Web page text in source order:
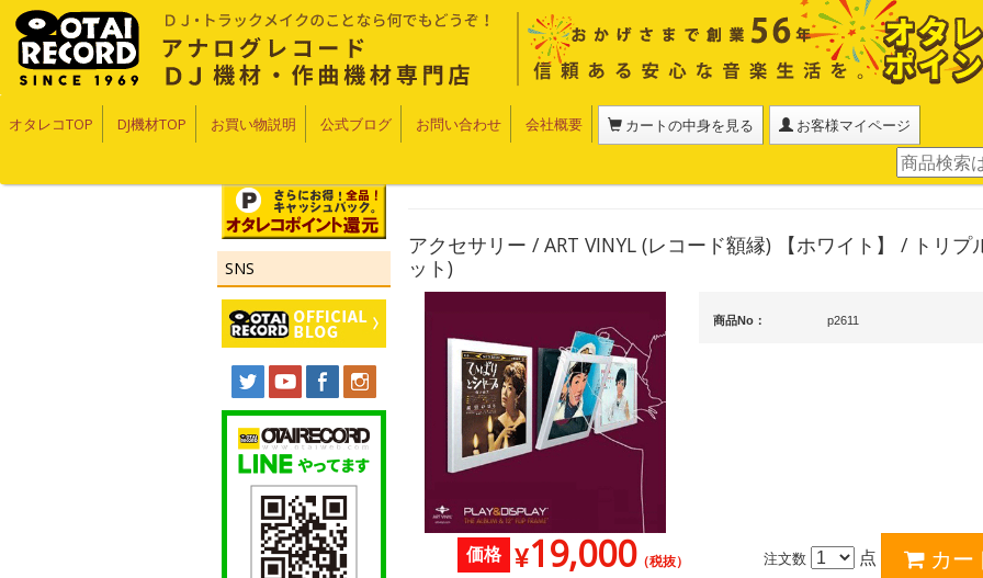
オタレコTOP DJ機材TOP お買い物説明 公式ブログ お問い合わせ 会社概要 カートの中身を見る お客様マイページ
SNS
アクセサリー / ART VINYL (レコード額縁) 【ホワイト】 / トリプ
ット)
商品No： p2611
価格 ¥19,000（税抜） 注文数 点